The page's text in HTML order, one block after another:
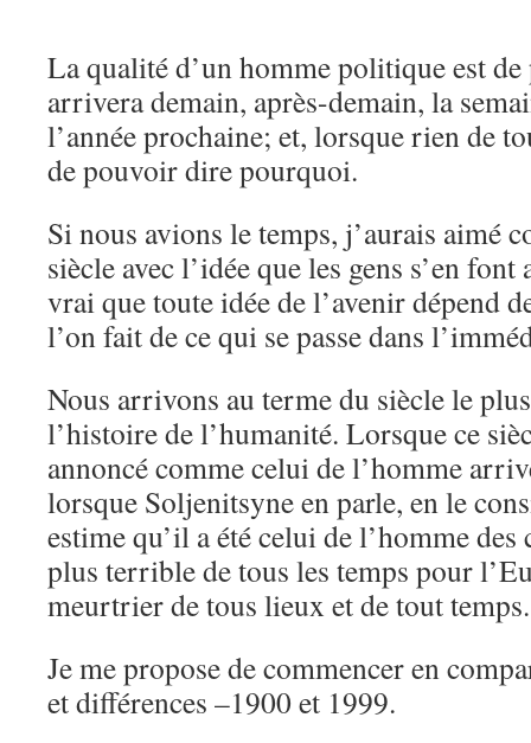
La qualité d’un homme politique est
arrivera demain, après-demain, la
l’année prochaine; et, lorsque rien de
de pouvoir dire pourquoi.
Si nous avions le temps, j’aurais aimé
siècle avec l’idée que les gens s’en
vrai que toute idée de l’avenir dépend
l’on fait de ce qui se passe dans
Nous arrivons au terme du siècle le
l’histoire de l’humanité. Lorsque ce
annoncé comme celui de l’homme
lorsque Soljenitsyne en parle, en le
estime qu’il a été celui de l’homme des
plus terrible de tous les temps pour
meurtrier de tous lieux et de tout temps.
Je me propose de commencer en
et différences –1900 et 1999.